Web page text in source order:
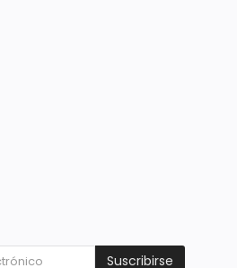
Suscribirse